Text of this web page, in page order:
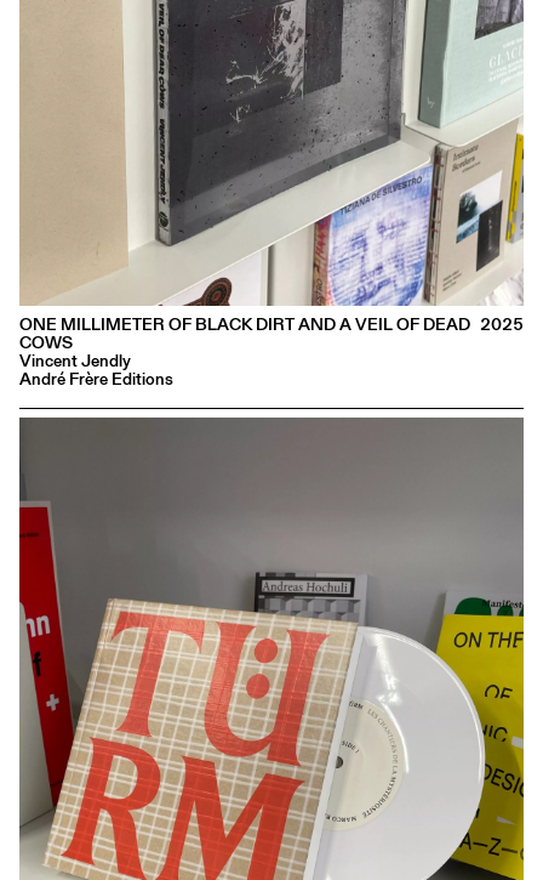
ONE MILLIMETER OF BLACK DIRT AND A VEIL OF DEAD
COWS
Vincent Jendly
André Frère Editions
2025